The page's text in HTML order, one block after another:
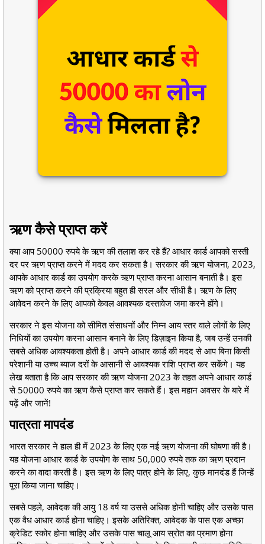
ऋण कैसे प्राप्त करें
क्या आप 50000 रुपये के ऋण की तलाश कर रहे हैं? आधार कार्ड आपको सस्ती
दर पर ऋण प्राप्त करने में मदद कर सकता है। सरकार की ऋण योजना, 2023,
आपके आधार कार्ड का उपयोग करके ऋण प्राप्त करना आसान बनाती है। इस
ऋण को प्राप्त करने की प्रक्रिया बहुत ही सरल और सीधी है। ऋण के लिए
आवेदन करने के लिए आपको केवल आवश्यक दस्तावेज जमा करने होंगे।
सरकार ने इस योजना को सीमित संसाधनों और निम्न आय स्तर वाले लोगों के लिए
निधियों का उपयोग करना आसान बनाने के लिए डिज़ाइन किया है, जब उन्हें उनकी
सबसे अधिक आवश्यकता होती है। अपने आधार कार्ड की मदद से आप बिना किसी
परेशानी या उच्च ब्याज दरों के आसानी से आवश्यक राशि प्राप्त कर सकेंगे। यह
लेख बताता है कि आप सरकार की ऋण योजना 2023 के तहत अपने आधार कार्ड
से 50000 रुपये का ऋण कैसे प्राप्त कर सकते हैं। इस महान अवसर के बारे में
पढ़ें और जानें!
पात्रता मापदंड
भारत सरकार ने हाल ही में 2023 के लिए एक नई ऋण योजना की घोषणा की है।
यह योजना आधार कार्ड के उपयोग के साथ 50,000 रुपये तक का ऋण प्रदान
करने का वादा करती है। इस ऋण के लिए पात्र होने के लिए, कुछ मानदंड हैं जिन्हें
पूरा किया जाना चाहिए।
सबसे पहले, आवेदक की आयु 18 वर्ष या उससे अधिक होनी चाहिए और उसके पास
एक वैध आधार कार्ड होना चाहिए। इसके अतिरिक्त, आवेदक के पास एक अच्छा
क्रेडिट स्कोर होना चाहिए और उसके पास चालू आय स्रोत का प्रमाण होना